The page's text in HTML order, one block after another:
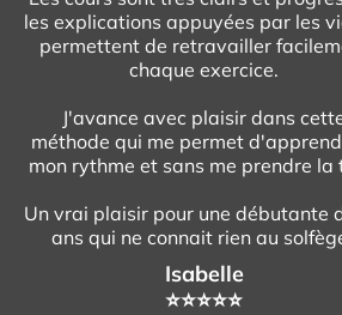
les explications appuyées par les
permettent de retravailler
chaque exercice.
J'avance avec plaisir dans
méthode qui me permet
mon rythme et sans me prendre la
Un vrai plaisir pour une débutante
ans qui ne connait rien au
Isabelle
⭐️⭐️⭐️⭐️⭐️